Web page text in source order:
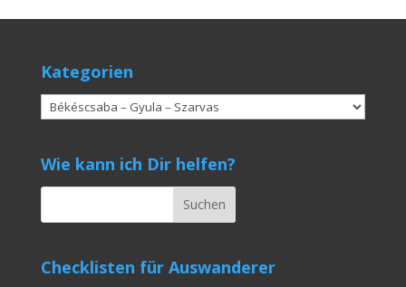
Kategorien
Kategorien
Wie kann ich Dir helfen?
Checklisten für Auswanderer